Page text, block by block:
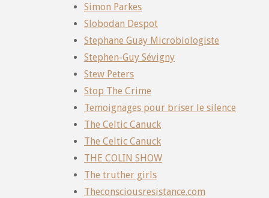
Simon Parkes
Slobodan Despot
Stephane Guay Microbiologiste
Stephen-Guy Sévigny
Stew Peters
Stop The Crime
Temoignages pour briser le silence
The Celtic Canuck
The Celtic Canuck
THE COLIN SHOW
The truther girls
Theconsciousresistance.com